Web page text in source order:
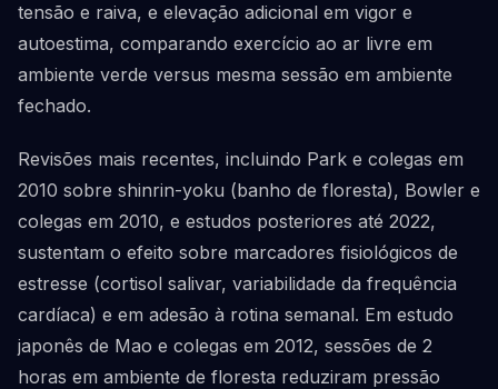
tensão e raiva, e elevação adicional em vigor e
autoestima, comparando exercício ao ar livre em
ambiente verde versus mesma sessão em ambiente
fechado.
Revisões mais recentes, incluindo Park e colegas em
2010 sobre shinrin-yoku (banho de floresta), Bowler e
colegas em 2010, e estudos posteriores até 2022,
sustentam o efeito sobre marcadores fisiológicos de
estresse (cortisol salivar, variabilidade da frequência
cardíaca) e em adesão à rotina semanal. Em estudo
japonês de Mao e colegas em 2012, sessões de 2
horas em ambiente de floresta reduziram pressão